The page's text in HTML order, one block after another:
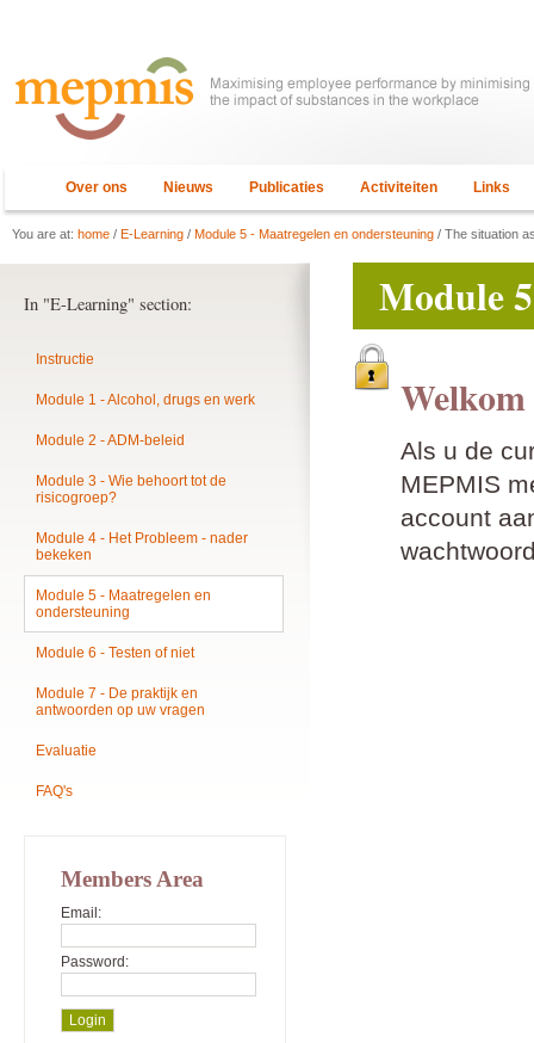
Over ons Nieuws Publicaties Activiteiten Links
You are at: home / E-Learning / Module 5 - Maatregelen en ondersteuning / The situation
Module
Als u de
MEPMIS
account
In "E-Learning" section:
Instructie
Module 1 - Alcohol, drugs en werk
Module 2 - ADM-beleid
Module 3 - Wie behoort tot de
risicogroep?
Module 4 - Het Probleem - nader
bekeken
Module 5 - Maatregelen en
ondersteuning
Module 6 - Testen of niet
Module 7 - De praktijk en
antwoorden op uw vragen
Evaluatie
FAQ's
Members Area
Email:
Password: